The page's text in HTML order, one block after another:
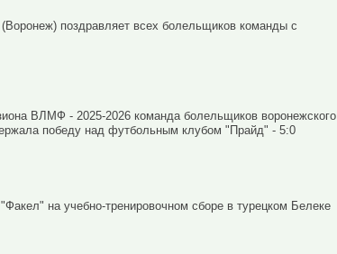
поздравляет всех болельщиков команды с
ВЛМФ - 2025-2026 команда болельщиков воронежского
победу над футбольным клубом "Прайд" - 5:0
на учебно-тренировочном сборе в турецком Белеке